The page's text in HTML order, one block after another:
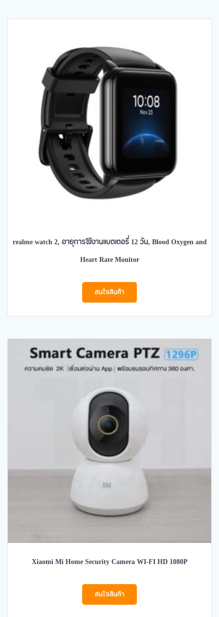
realme watch 2, อายุการใช้งานแบตเตอรี่ 12 วัน, Blood Oxygen and
Heart Rate Monitor
สนใจสินค้า
Xiaomi Mi Home Security Camera WI-FI HD 1080P
สนใจสินค้า